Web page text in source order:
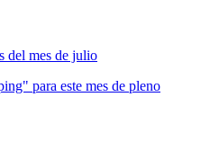
del mes de julio
para este mes de pleno